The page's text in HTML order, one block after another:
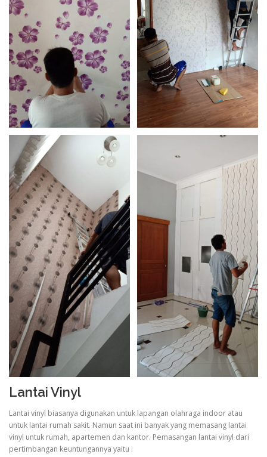
Lantai Vinyl
Lantai vinyl biasanya digunakan untuk lapangan olahraga indoor atau
untuk lantai rumah sakit. Namun saat ini banyak yang memasang lantai
vinyl untuk rumah, apartemen dan kantor. Pemasangan lantai vinyl dari
pertimbangan keuntungannya yaitu :